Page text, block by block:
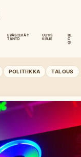
EVÄSTEKÄY
TÄNTÖ
UUTIS
KIRJE
BL
O
GI
POLITIIKKA TALOUS